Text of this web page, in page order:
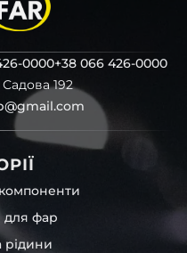
0000+38 066 426-0000
192
для фар
рідини